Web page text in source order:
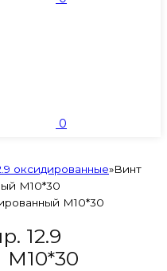
0
оксидированные»Винт
M10*30
12.9